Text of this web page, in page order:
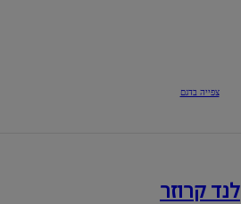
צפייה בדגם
לנד קרוזר